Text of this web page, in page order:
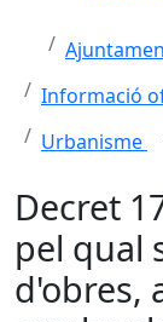
Informació
Urbanisme
Decret
pel qual
d'obres,